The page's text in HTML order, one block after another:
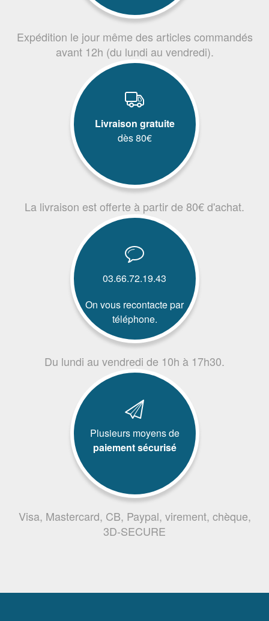
Expédition le jour même des articles commandés
avant 12h (du lundi au vendredi).
Livraison gratuite
dès 80€
La livraison est offerte à partir de 80€ d'achat.
03.66.72.19.43
On vous recontacte par
téléphone.
Du lundi au vendredi de 10h à 17h30.
Plusieurs moyens de
paiement sécurisé
Visa, Mastercard, CB, Paypal, virement, chèque,
3D-SECURE